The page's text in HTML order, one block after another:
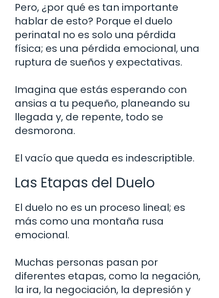
Pero, ¿por qué es tan importante
hablar de esto? Porque el duelo
perinatal no es solo una pérdida
física; es una pérdida emocional, una
ruptura de sueños y expectativas.
Imagina que estás esperando con
ansias a tu pequeño, planeando su
llegada y, de repente, todo se
desmorona.
El vacío que queda es indescriptible.
Las Etapas del Duelo
El duelo no es un proceso lineal; es
más como una montaña rusa
emocional.
Muchas personas pasan por
diferentes etapas, como la negación,
la ira, la negociación, la depresión y